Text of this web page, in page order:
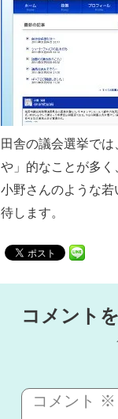
田舎の議会選挙で
や」的なことが多く
小野さんのような
待します。
コメント
コメント ※